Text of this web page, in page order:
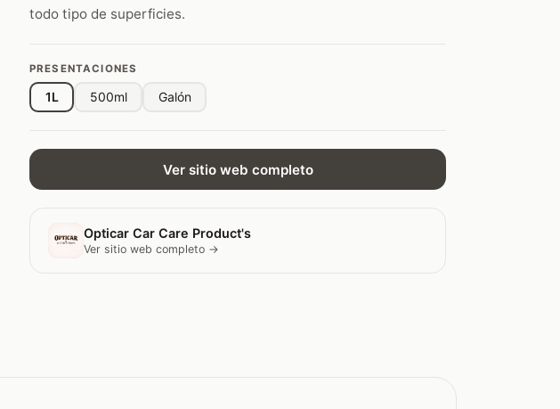
todo tipo de superficies.
PRESENTACIONES
1L 500ml Galón
Ver sitio web completo
Opticar Car Care Product's
Ver sitio web completo →